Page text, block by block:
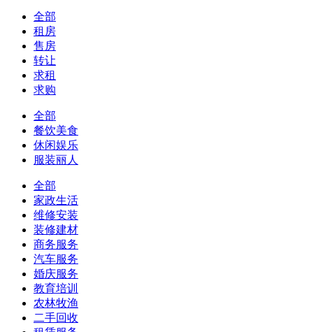
全部
租房
售房
转让
求租
求购
全部
餐饮美食
休闲娱乐
服装丽人
全部
家政生活
维修安装
装修建材
商务服务
汽车服务
婚庆服务
教育培训
农林牧渔
二手回收